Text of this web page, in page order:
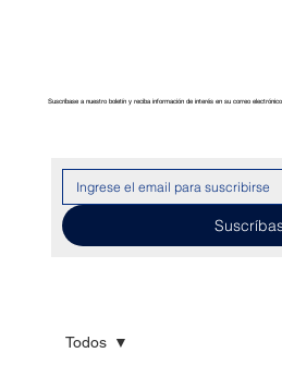
Suscríbase a nuestro boletín y reciba información de interés en su correo electrónico
Todos